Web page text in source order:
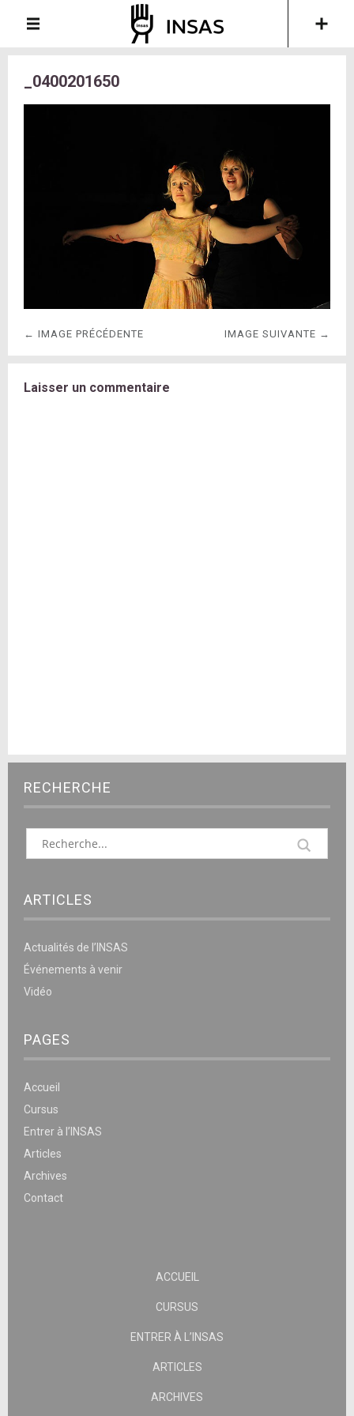
_0400201650
← IMAGE PRÉCÉDENTE IMAGE SUIVANTE →
Laisser un commentaire
RECHERCHE
ARTICLES
Actualités de l’INSAS
Événements à venir
Vidéo
PAGES
Accueil
Cursus
Entrer à l’INSAS
Articles
Archives
Contact
ACCUEIL
CURSUS
ENTRER À L’INSAS
ARTICLES
ARCHIVES